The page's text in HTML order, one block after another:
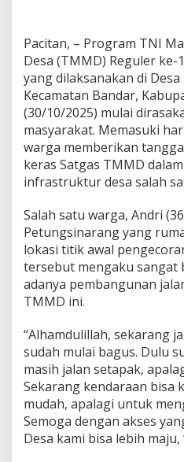
Pacitan, – Program TNI
Desa (TMMD) Reguler ke-
yang dilaksanakan di
Kecamatan Bandar,
(30/10/2025) mulai
masyarakat. Memasuki
warga memberikan
keras Satgas TMMD
infrastruktur desa salah
Salah satu warga, Andri
Petungsinarang yang
lokasi titik awal
tersebut mengaku sangat
adanya pembangunan
TMMD ini.
“Alhamdulillah, sekarang
sudah mulai bagus. Dulu
masih jalan setapak,
Sekarang kendaraan bisa
mudah, apalagi untuk
Semoga dengan akses
Desa kami bisa lebih